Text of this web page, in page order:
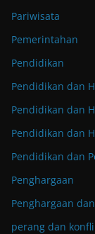
Pariwisata
Pemerintahan
Pendidikan
Pendidikan dan
Pendidikan dan
Pendidikan dan
Pendidikan dan
Penghargaan
Penghargaan
perang dan